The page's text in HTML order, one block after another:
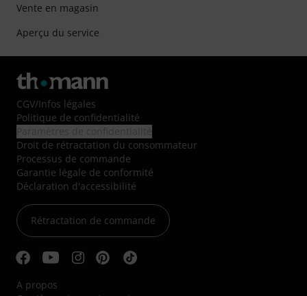
Vente en magasin
Aperçu du service
CGV/Infos légales
Politique de confidentialité
Droit de rétractation du consommateur
Processus de commande
Garantie légale de conformité
Déclaration d'accessibilité
Rétractation de commande
A propos